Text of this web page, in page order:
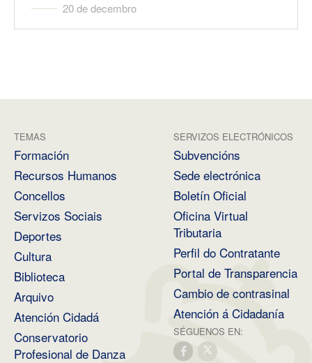
20 de decembro
TEMAS
Formación
Recursos Humanos
Concellos
Servizos Sociais
Deportes
Cultura
Biblioteca
Arquivo
Atención Cidadá
Conservatorio
Profesional de Danza
SERVIZOS ELECTRÓNICOS
Subvencións
Sede electrónica
Boletín Oficial
Oficina Virtual
Tributaria
Perfil do Contratante
Portal de Transparencia
Cambio de contrasinal
Atención á Cidadanía
SÉGUENOS EN: